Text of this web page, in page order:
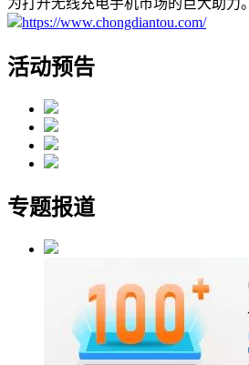
https://www.chongdiantou.com/
活动预告
专题报道